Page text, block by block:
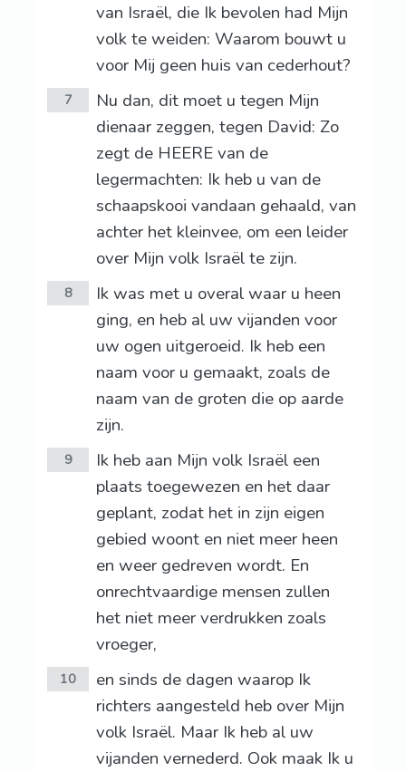
van Israël, die Ik bevolen had Mijn
volk te weiden: Waarom bouwt u
voor Mij geen huis van cederhout?
7
Nu dan, dit moet u tegen Mijn
dienaar zeggen, tegen David: Zo
zegt de HEERE van de
legermachten: Ik heb u van de
schaapskooi vandaan gehaald, van
achter het kleinvee, om een leider
over Mijn volk Israël te zijn.
8
Ik was met u overal waar u heen
ging, en heb al uw vijanden voor
uw ogen uitgeroeid. Ik heb een
naam voor u gemaakt, zoals de
naam van de groten die op aarde
zijn.
9
Ik heb aan Mijn volk Israël een
plaats toegewezen en het daar
geplant, zodat het in zijn eigen
gebied woont en niet meer heen
en weer gedreven wordt. En
onrechtvaardige mensen zullen
het niet meer verdrukken zoals
vroeger,
10
en sinds de dagen waarop Ik
richters aangesteld heb over Mijn
volk Israël. Maar Ik heb al uw
vijanden vernederd. Ook maak Ik u